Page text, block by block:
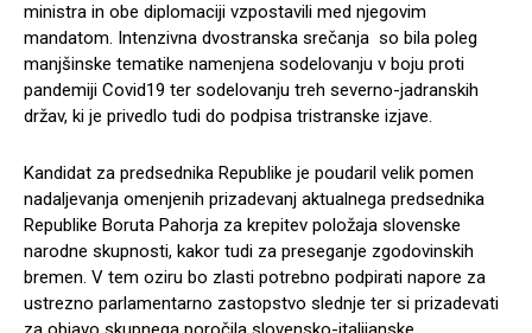
ministra in obe diplomaciji vzpostavili med njegovim
mandatom. Intenzivna dvostranska srečanja so bila poleg
manjšinske tematike namenjena sodelovanju v boju proti
pandemiji Covid19 ter sodelovanju treh severno-jadranskih
držav, ki je privedlo tudi do podpisa tristranske izjave.
Kandidat za predsednika Republike je poudaril velik pomen
nadaljevanja omenjenih prizadevanj aktualnega predsednika
Republike Boruta Pahorja za krepitev položaja slovenske
narodne skupnosti, kakor tudi za preseganje zgodovinskih
bremen. V tem oziru bo zlasti potrebno podpirati napore za
ustrezno parlamentarno zastopstvo slednje ter si prizadevati